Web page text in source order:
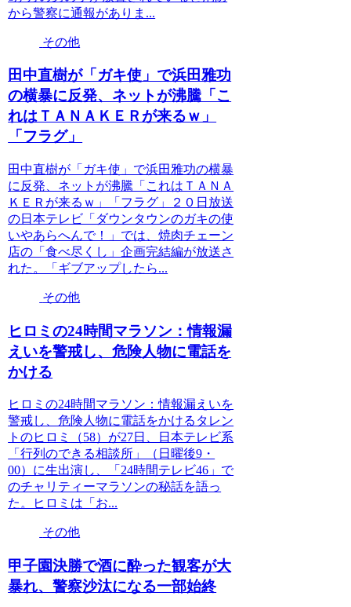
から警察に通報がありま...
その他
田中直樹が「ガキ使」で浜田雅功
の横暴に反発、ネットが沸騰「こ
れはＴＡＮＡＫＥＲが来るｗ」
「フラグ」
田中直樹が「ガキ使」で浜田雅功の横暴
に反発、ネットが沸騰「これはＴＡＮＡ
ＫＥＲが来るｗ」「フラグ」２０日放送
の日本テレビ「ダウンタウンのガキの使
いやあらへんで！」では、焼肉チェーン
店の「食べ尽くし」企画完結編が放送さ
れた。「ギブアップしたら...
その他
ヒロミの24時間マラソン：情報漏
えいを警戒し、危険人物に電話を
かける
ヒロミの24時間マラソン：情報漏えいを
警戒し、危険人物に電話をかけるタレン
トのヒロミ（58）が27日、日本テレビ系
「行列のできる相談所」（日曜後9・
00）に生出演し、「24時間テレビ46」で
のチャリティーマラソンの秘話を語っ
た。ヒロミは「お...
その他
甲子園決勝で酒に酔った観客が大
暴れ、警察沙汰になる一部始終